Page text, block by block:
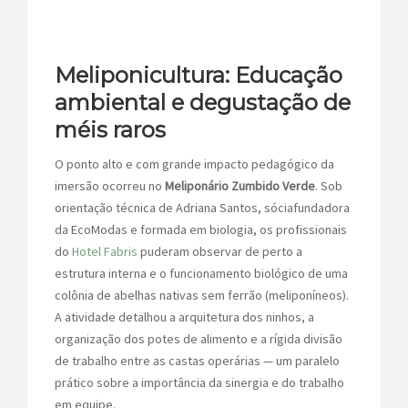
Meliponicultura: Educação
ambiental e degustação de
méis raros
O ponto alto e com grande impacto pedagógico da
imersão ocorreu no Meliponário Zumbido Verde. Sob
orientação técnica de Adriana Santos, sóciafundadora
da EcoModas e formada em biologia, os profissionais
do Hotel Fabris puderam observar de perto a
estrutura interna e o funcionamento biológico de uma
colônia de abelhas nativas sem ferrão (meliponíneos).
A atividade detalhou a arquitetura dos ninhos, a
organização dos potes de alimento e a rígida divisão
de trabalho entre as castas operárias — um paralelo
prático sobre a importância da sinergia e do trabalho
em equipe.